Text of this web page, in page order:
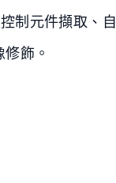
制元件擷取、自
飾。